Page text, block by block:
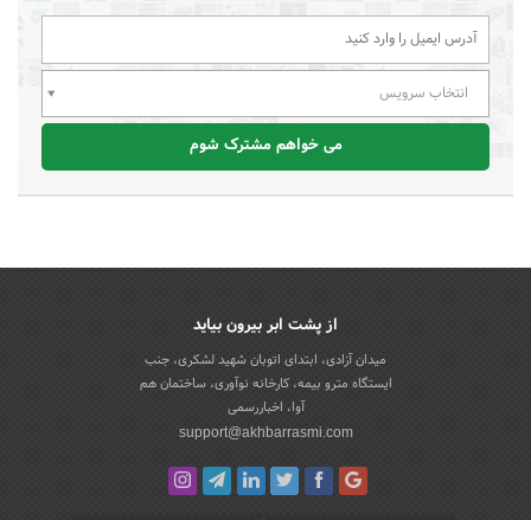
انتخاب سرویس
می خواهم مشترک شوم
از پشت ابر بیرون بیاید
میدان آزادی، ابتدای اتوبان شهید لشکری، جنب
ایستگاه مترو بیمه، کارخانه نوآوری، ساختمان هم
آوا، اخباررسمی
support@akhbarrasmi.com